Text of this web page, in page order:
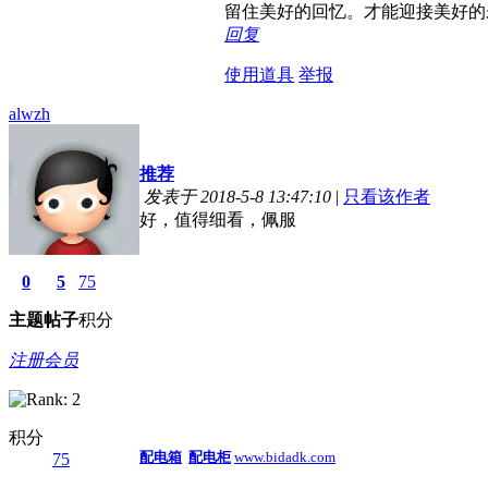
留住美好的回忆。才能迎接美好
回复
使用道具 举报
alwzh
0
主题
5
帖子
75
积分
注册会员
积分
75
推荐
发表于 2018-5-8 13:47:10 | 只看该作者
好，值得细看，佩服
配电箱 配电柜 www.bidadk.com